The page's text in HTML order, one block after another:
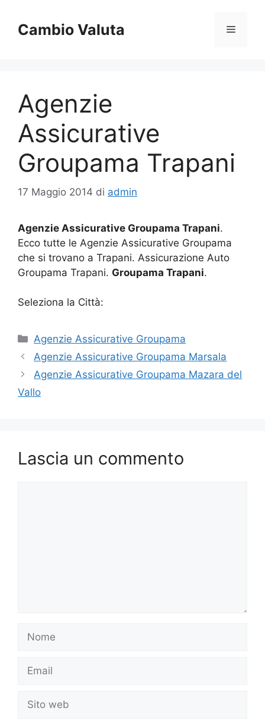
contenuto
Cambio Valuta Menu
Agenzie
Assicurative
Groupama Trapani
17 Maggio 2014 di admin
Agenzie Assicurative Groupama Trapani.
Ecco tutte le Agenzie Assicurative Groupama
che si trovano a Trapani. Assicurazione Auto
Groupama Trapani. Groupama Trapani.
Seleziona la Città:
Categorie
Agenzie Assicurative Groupama
Agenzie Assicurative Groupama Marsala
Agenzie Assicurative Groupama Mazara del
Vallo
Lascia un commento
Nome
Email
Sito
web